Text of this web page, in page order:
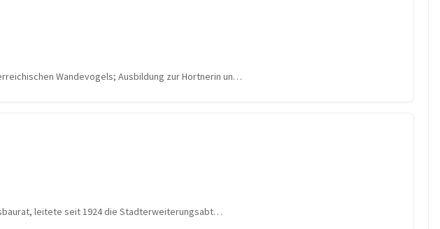
Wandevogels; Ausbildung zur Hortnerin un…
leitete seit 1924 die Stadterweiterungsabt…